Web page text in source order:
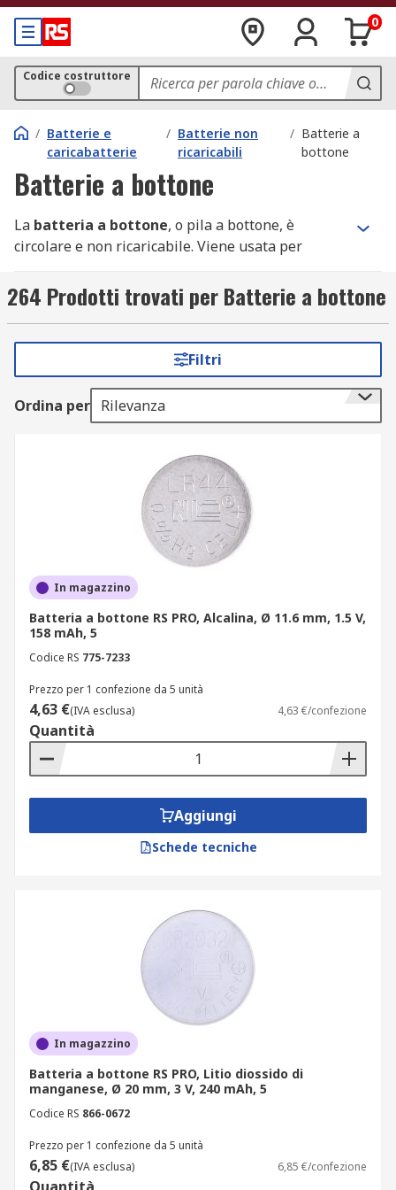
0
Codice costruttore
/ Batterie e
caricabatterie
/ Batterie non
ricaricabili
/ Batterie a
bottone
Batterie a bottone
La batteria a bottone, o pila a bottone, è
circolare e non ricaricabile. Viene usata per
hanno una durata a magazzino molto lunga. Sono
dotate di bassi livelli di autoscarica, il che
per un lungo periodo di tempo senza perdere
alcuna potenza.
I codici delle pile a bottone
Le batterie a bottone sono caratterizzate
che ne determinano composizione,
dimensioni e forma. Lo standard di
denominazione più comune è fornito dalla
Commissione Elettrotecnica Internazionale o IEC.
In genere è composto da 2 lettere, seguito da 3 o
4 numeri.
La prima lettera definisce la composizione
L: biossido di manganese alcalino
S: ossido di argento
P: zinco-aria
C: biossido di manganese al litio
B: monofluoruro di carbonio al litio
G: ossido di rame al litio
P - tutti le altre forme, che non
sonobatterie piatte
quadratao rotonda.
I numeri che seguono le lettere fanno
termina con 1025, la batteria ha un diametro di
10 mm e un'altezza di 2,5 mm.
264 Prodotti trovati per Batterie a bottone
Filtri
Ordina per Rilevanza
In magazzino
Batteria a bottone RS PRO, Alcalina, Ø 11.6 mm, 1.5 V,
158 mAh, 5
Codice RS 775-7233
Prezzo per 1 confezione da 5 unità
4,63 €(IVA esclusa) 4,63 €/confezione
Quantità
Aggiungi
Schede tecniche
In magazzino
Batteria a bottone RS PRO, Litio diossido di
manganese, Ø 20 mm, 3 V, 240 mAh, 5
Codice RS 866-0672
Prezzo per 1 confezione da 5 unità
6,85 €(IVA esclusa) 6,85 €/confezione